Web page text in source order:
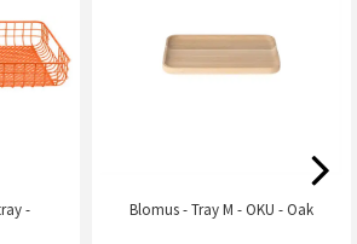
-
Blomus - Tray M - OKU - Oak